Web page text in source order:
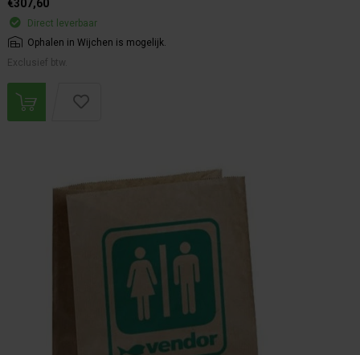
€307,60
Direct leverbaar
Ophalen in Wijchen is mogelijk.
Exclusief btw.